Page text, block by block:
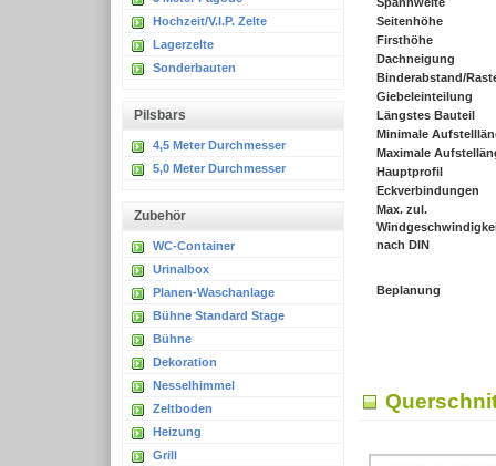
Hochzeit/V.I.P. Zelte
Lagerzelte
Sonderbauten
Pilsbars
4,5 Meter Durchmesser
5,0 Meter Durchmesser
Zubehör
WC-Container
Urinalbox
Planen-Waschanlage
Bühne Standard Stage
Bühne
Dekoration
Nesselhimmel
Zeltboden
Heizung
Grill
Seitenhöhe
Firsthöhe
Dachneigung
Binderabstand/
Giebeleinteilung
Längstes Bauteil
Minimale
Maximale
Hauptprofil
Eckverbindungen
Max. zul.
nach DIN
Beplanung